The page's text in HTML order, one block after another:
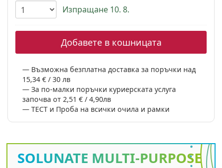
Изпращане 10. 8.
Добавете в кошницата
Възможна безплатна доставка за поръчки над
15,34 € / 30 лв
За по-малки поръчки куриерската услуга
започва от 2,51 € / 4,90лв
ТЕСТ и Проба на всички очила и рамки
SOLUNATE MULTI-PURPOSE